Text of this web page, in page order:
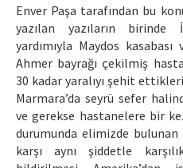
Enver Paşa tarafından bu
yazılan yazıların
yardımıyla Maydos
Ahmer bayrağı çekilmiş
30 kadar yaralıyı şehit
Marmara’da seyrü sefer
ve gerekse hastanelere bir
durumunda elimizde
karşı aynı şiddetle